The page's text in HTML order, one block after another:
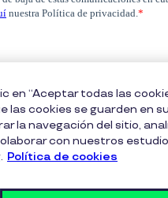
entrega bonos Pluxee
Políticas de privacidad
en “Aceptar todas las
las cookies se guarden en
la navegación del sitio,
con nuestros
Política de cookies